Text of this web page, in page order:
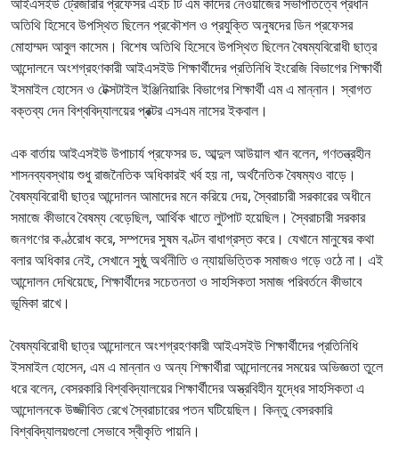
অতিথি হিসেবে উপস্থিত ছিলেন প্রকৌশল ও প্রযুক্তি অনুষদের ডিন প্রফেসর
মোহাম্মদ আবুল কাসেম। বিশেষ অতিথি হিসেবে উপস্থিত ছিলেন বৈষম্যবিরোধী ছাত্র
আন্দোলনে অংশগ্রহণকারী আইএসইউ শিক্ষার্থীদের প্রতিনিধি ইংরেজি বিভাগের শিক্ষার্থী
ইসমাইল হোসেন ও টেক্সটাইল ইঞ্জিনিয়ারিং বিভাগের শিক্ষার্থী এম এ মান্নান। স্বাগত
বক্তব্য দেন বিশ্ববিদ্যালয়ের প্রক্টর এসএম নাসের ইকবাল।
এক বার্তায় আইএসইউ উপাচার্য প্রফেসর ড. আব্দুল আউয়াল খান বলেন, গণতন্ত্রহীন
শাসনব্যবস্থায় শুধু রাজনৈতিক অধিকারই খর্ব হয় না, অর্থনৈতিক বৈষম্যও বাড়ে।
বৈষম্যবিরোধী ছাত্র আন্দোলন আমাদের মনে করিয়ে দেয়, স্বৈরাচারী সরকারের অধীনে
সমাজে কীভাবে বৈষম্য বেড়েছিল, আর্থিক খাতে লুটপাট হয়েছিল। স্বৈরাচারী সরকার
জনগণের কণ্ঠরোধ করে, সম্পদের সুষম বণ্টন বাধাগ্রস্ত করে। যেখানে মানুষের কথা
বলার অধিকার নেই, সেখানে সুষ্ঠু অর্থনীতি ও ন্যায়ভিত্তিক সমাজও গড়ে ওঠে না। এই
আন্দোলন দেখিয়েছে, শিক্ষার্থীদের সচেতনতা ও সাহসিকতা সমাজ পরিবর্তনে কীভাবে
ভূমিকা রাখে।
বৈষম্যবিরোধী ছাত্র আন্দোলনে অংশগ্রহণকারী আইএসইউ শিক্ষার্থীদের প্রতিনিধি
ইসমাইল হোসেন, এম এ মান্নান ও অন্য শিক্ষার্থীরা আন্দোলনের সময়ের অভিজ্ঞতা তুলে
ধরে বলেন, বেসরকারি বিশ্ববিদ্যালয়ের শিক্ষার্থীদের অস্ত্রবিহীন যুদ্ধের সাহসিকতা এ
আন্দোলনকে উজ্জীবিত রেখে স্বৈরাচারের পতন ঘটিয়েছিল। কিন্তু বেসরকারি
বিশ্ববিদ্যালয়গুলো সেভাবে স্বীকৃতি পায়নি।